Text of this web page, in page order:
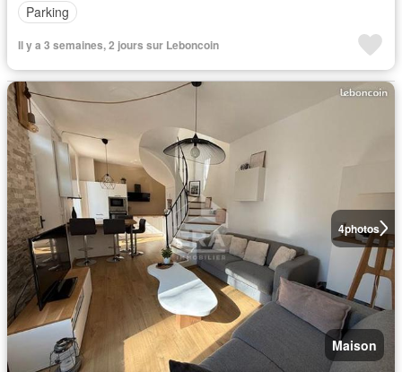
Parking
Il y a 3 semaines, 2 jours sur Leboncoin
4photos
Maison